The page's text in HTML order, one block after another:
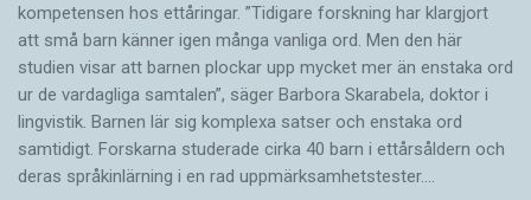
kompetensen hos ettåringar. ”Tidigare forskning har klargjort
att små barn känner igen många vanliga ord. Men den här
studien visar att barnen plockar upp mycket mer än enstaka ord
ur de vardagliga samtalen”, säger Barbora Skarabela, doktor i
lingvistik. Barnen lär sig komplexa satser och enstaka ord
samtidigt. Forskarna studerade cirka 40 barn i ettårsåldern och
deras språkinlärning i en rad uppmärksamhetstester.…